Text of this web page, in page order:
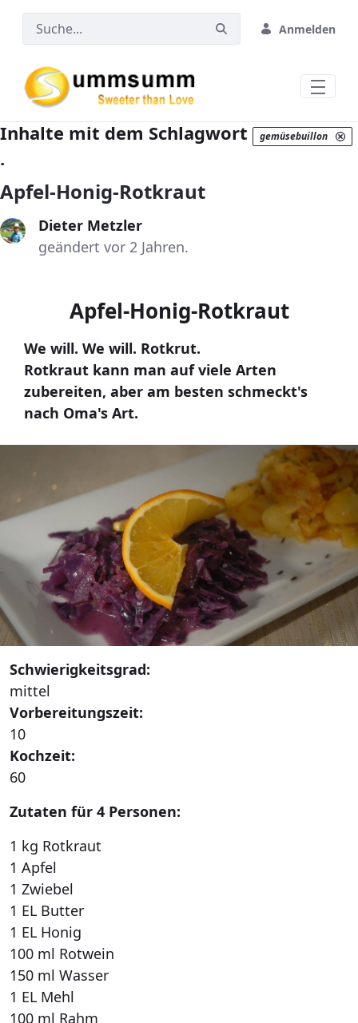
Zum Hauptinhalt springen
Anmelden
Inhalte mit dem Schlagwort gemüsebuillon
.
Apfel-Honig-Rotkraut
Dieter Metzler
geändert vor 2 Jahren.
Apfel-Honig-Rotkraut
We will. We will. Rotkrut.
Rotkraut kann man auf viele Arten
zubereiten, aber am besten schmeckt's
nach Oma's Art.
Schwierigkeitsgrad:
mittel
Vorbereitungszeit:
10
Kochzeit:
60
Zutaten für 4 Personen:
1 kg Rotkraut
1 Apfel
1 Zwiebel
1 EL Butter
1 EL Honig
100 ml Rotwein
150 ml Wasser
1 EL Mehl
100 ml Rahm